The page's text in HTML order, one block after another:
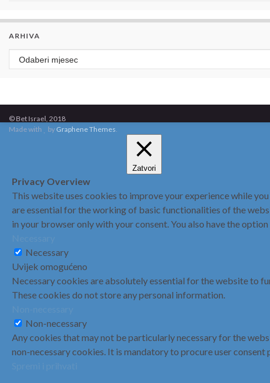
ARHIVA
Arhiva
© Bet Israel, 2018
Made with
by Graphene Themes.
Zatvori
Privacy Overview
This website uses cookies to improve your experience while
are essential for the working of basic functionalities of the
in your browser only with your consent. You also have the
Necessary
Uvijek omogućeno
Necessary cookies are absolutely essential for the website to
These cookies do not store any personal information.
Non-necessary
Any cookies that may not be particularly necessary for the
non-necessary cookies. It is mandatory to procure user